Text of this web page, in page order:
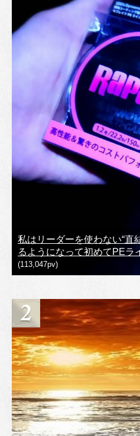
私はリーダーを使わない“
るようになって初めてPEラ
(113,047pv)